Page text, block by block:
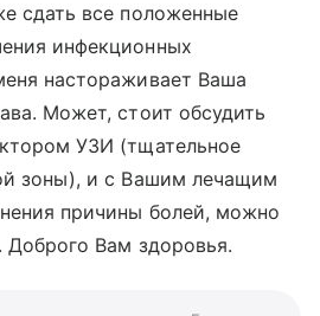
сдать все положенные
инфекционных
настораживает Ваша
Может, стоит обсудить
УЗИ (тщательное
зоны), и с Вашим лечащим
причины болей, можно
Доброго Вам здоровья.